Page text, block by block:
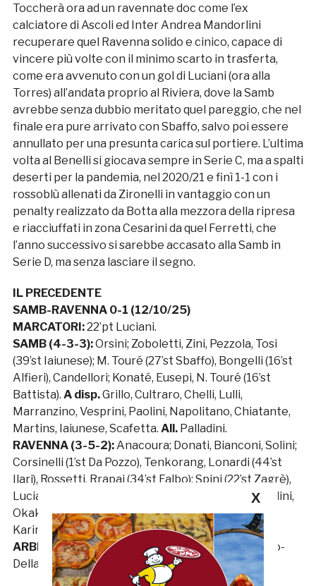
Toccherà ora ad un ravennate doc come l’ex
calciatore di Ascoli ed Inter Andrea Mandorlini
recuperare quel Ravenna solido e cinico, capace di
vincere più volte con il minimo scarto in trasferta,
come era avvenuto con un gol di Luciani (ora alla
Torres) all’andata proprio al Riviera, dove la Samb
avrebbe senza dubbio meritato quel pareggio, che nel
finale era pure arrivato con Sbaffo, salvo poi essere
annullato per una presunta carica sul portiere. L’ultima
volta al Benelli si giocava sempre in Serie C, ma a spalti
deserti per la pandemia, nel 2020/21 e finì 1-1 con i
rossoblù allenati da Zironelli in vantaggio con un
penalty realizzato da Botta alla mezzora della ripresa
e riacciuffati in zona Cesarini da quel Ferretti, che
l’anno successivo si sarebbe accasato alla Samb in
Serie D, ma senza lasciare il segno.
IL PRECEDENTE
SAMB-RAVENNA 0-1 (12/10/25)
MARCATORI:22’pt Luciani.
SAMB (4-3-3):Orsini; Zoboletti, Zini, Pezzola, Tosi
(39’st Iaiunese); M. Touré (27’st Sbaffo), Bongelli (16’st
Alfieri), Candellori; Konaté, Eusepi, N. Touré (16’st
Battista). A disp.Grillo, Cultraro, Chelli, Lulli,
Marranzino, Vesprini, Paolini, Napolitano, Chiatante,
Martins, Iaiunese, Scafetta. All.Palladini.
RAVENNA (3-5-2):Anacoura; Donati, Bianconi, Solini;
Corsinelli (1’st Da Pozzo), Tenkorang, Lonardi (44’st
Ilari), Rossetti, Rrapaj (34’st Falbo); Spini (22’st Zagrè),
Luciani (22’st Motti).
Stagni, Borra, Mandorlini,
Okaka, Calandrini, Esposito, Scaringi, Sermenghi,
Karim, Menegazzo.All.Marchionni.
ARBITRO:Giovanni Castellano di Nichelino (Boato-
Della Mea-D’Eusanio).
X